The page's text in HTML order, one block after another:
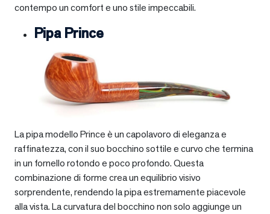
contempo un comfort e uno stile impeccabili.
Pipa Prince
La pipa modello Prince è un capolavoro di eleganza e
raffinatezza, con il suo bocchino sottile e curvo che termina
in un fornello rotondo e poco profondo. Questa
combinazione di forme crea un equilibrio visivo
sorprendente, rendendo la pipa estremamente piacevole
alla vista. La curvatura del bocchino non solo aggiunge un